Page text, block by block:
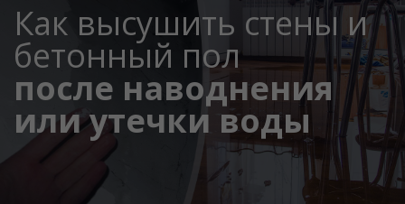
Как высушить стены и
бетонный пол
после наводнения
или утечки воды